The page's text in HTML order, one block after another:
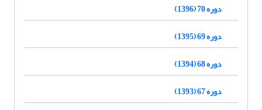
دوره 70 (1396)
دوره 69 (1395)
دوره 68 (1394)
دوره 67 (1393)